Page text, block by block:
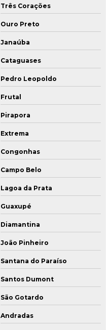
Três Corações
Ouro Preto
Janaúba
Cataguases
Pedro Leopoldo
Frutal
Pirapora
Extrema
Congonhas
Campo Belo
Lagoa da Prata
Guaxupé
Diamantina
João Pinheiro
Santana do Paraíso
Santos Dumont
São Gotardo
Andradas